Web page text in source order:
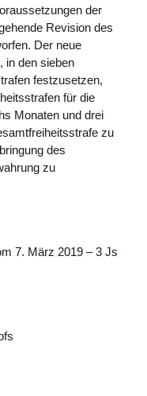
der
Revision des
Der neue
in den sieben
festzusetzen,
für die
Monaten und drei
zu
des
zu
7. März 2019 – 3 Js